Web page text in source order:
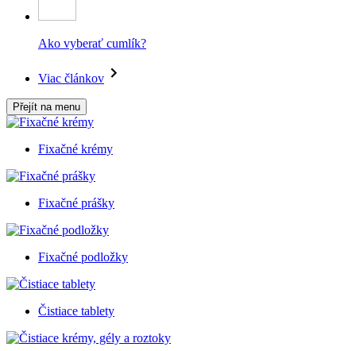
Ako vyberať cumlík?
Viac článkov
Přejít na menu
Fixačné krémy
Fixačné prášky
Fixačné podložky
Čistiace tablety